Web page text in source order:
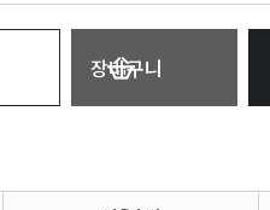
장바구니